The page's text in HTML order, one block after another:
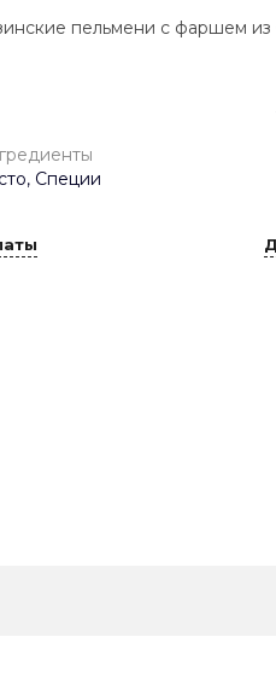
пельмени с фаршем из
Специи